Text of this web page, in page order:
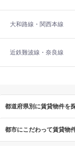
大和路線・関西本線
近鉄難波線・奈良線
都道府県別に賃貸物件を
都市にこだわって賃貸物